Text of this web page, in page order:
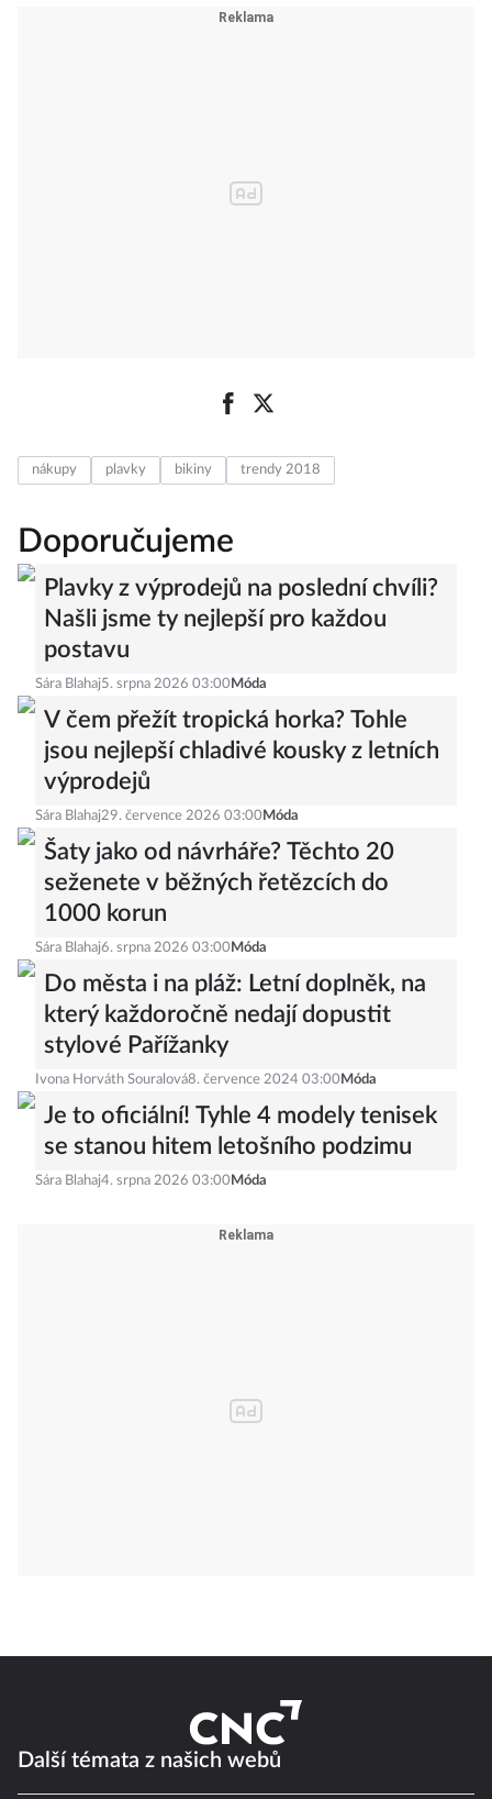
nákupy plavky bikiny trendy 2018
Doporučujeme
Plavky z výprodejů na poslední chvíli?
Našli jsme ty nejlepší pro každou
postavu
Sára Blahaj5. srpna 2026 03:00 Móda
V čem přežít tropická horka? Tohle
jsou nejlepší chladivé kousky z letních
výprodejů
Sára Blahaj29. července 2026 03:00 Móda
Šaty jako od návrháře? Těchto 20
seženete v běžných řetězcích do
1000 korun
Sára Blahaj6. srpna 2026 03:00 Móda
Do města i na pláž: Letní doplněk, na
který každoročně nedají dopustit
stylové Pařížanky
Ivona Horváth Souralová8. července 2024 03:00 Móda
Je to oficiální! Tyhle 4 modely tenisek
se stanou hitem letošního podzimu
Sára Blahaj4. srpna 2026 03:00 Móda
Další témata z našich webů